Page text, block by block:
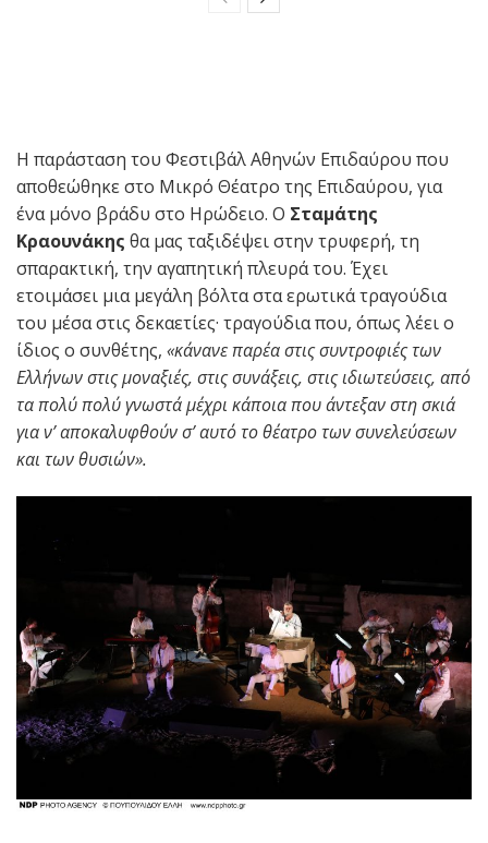
Η παράσταση του Φεστιβάλ Αθηνών Επιδαύρου που
αποθεώθηκε στο Μικρό Θέατρο της Επιδαύρου, για
ένα μόνο βράδυ στο Ηρώδειο. Ο Σταμάτης
Κραουνάκης θα μας ταξιδέψει στην τρυφερή, τη
σπαρακτική, την αγαπητική πλευρά του. Έχει
ετοιμάσει μια μεγάλη βόλτα στα ερωτικά τραγούδια
του μέσα στις δεκαετίες· τραγούδια που, όπως λέει ο
ίδιος ο συνθέτης, «κάνανε παρέα στις συντροφιές των
Ελλήνων στις μοναξιές, στις συνάξεις, στις ιδιωτεύσεις, από
τα πολύ πολύ γνωστά μέχρι κάποια που άντεξαν στη σκιά
για ν’ αποκαλυφθούν σ’ αυτό το θέατρο των συνελεύσεων
και των θυσιών».